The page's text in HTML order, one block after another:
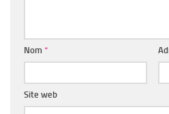
Nom *
Site web